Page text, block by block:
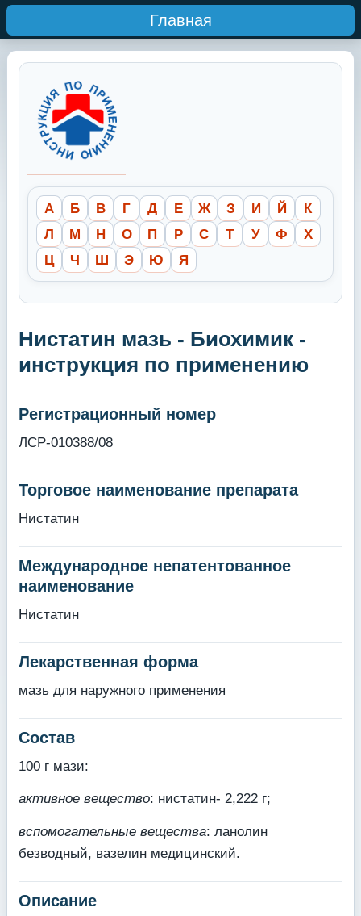
Главная
А Б В Г Д Е Ж З И Й
К
Л
М Н О П Р С Т У Ф
Х
Ц
Ч Ш Э Ю Я
Нистатин мазь - Биохимик -
инструкция по применению
Регистрационный номер
ЛСР-010388/08
Торговое наименование препарата
Нистатин
Международное непатентованное
наименование
Нистатин
Лекарственная форма
мазь для наружного применения
Состав
100 г мази:
активное вещество: нистатин- 2,222 г;
вспомогательные вещества: ланолин
безводный, вазелин медицинский.
Описание